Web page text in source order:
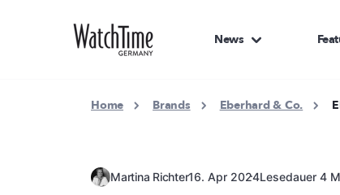
News
Home Brands Eberhard & Co.
Martina Richter16. Apr 2024Lesedauer 4